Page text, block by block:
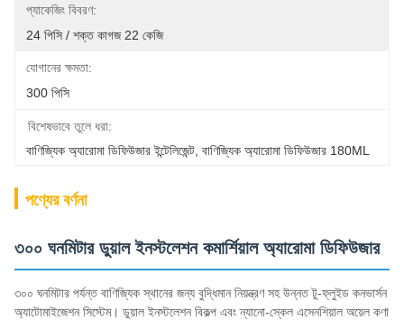
প্যাকেজিং বিবরণ:
24 পিসি / শক্ত কাগজ 22 কেজি
যোগানের ক্ষমতা:
300 পিসি
বিশেষভাবে তুলে ধরা:
বাণিজ্যিক অ্যারোমা ডিফিউজার ইন্টেলিজেন্ট বাণিজ্যিক অ্যারোমা ডিফিউজার 180ML
পণ্যের বর্ণনা
৩০০ ঘনমিটার ডুয়াল ইনস্টলেশন কমার্শিয়াল অ্যারোমা ডিফিউজার
৩০০ ঘনমিটার পর্যন্ত বাণিজ্যিক স্থানের জন্য বুদ্ধিমান নিয়ন্ত্রণ সহ উন্নত টু-ফ্লুইড কনভার্সন
অ্যাটোমাইজেশন সিস্টেম। ডুয়াল ইনস্টলেশন বিকল্প এবং ন্যানো-স্কেল এসেনশিয়াল অয়েল কণা